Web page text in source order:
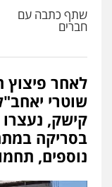
שתף כתבה עם
חברים
לאחר
שוטרי
קישק,
בסריקה
נוספים,